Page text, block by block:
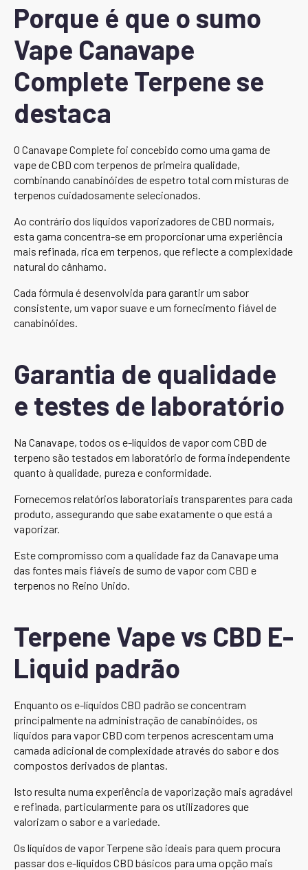
Porque é que o sumo
Vape Canavape
Complete Terpene se
destaca
O Canavape Complete foi concebido como uma gama de
vape de CBD com terpenos de primeira qualidade,
combinando canabinóides de espetro total com misturas de
terpenos cuidadosamente selecionados.
Ao contrário dos líquidos vaporizadores de CBD normais,
esta gama concentra-se em proporcionar uma experiência
mais refinada, rica em terpenos, que reflecte a complexidade
natural do cânhamo.
Cada fórmula é desenvolvida para garantir um sabor
consistente, um vapor suave e um fornecimento fiável de
canabinóides.
Garantia de qualidade
e testes de laboratório
Na Canavape, todos os e-líquidos de vapor com CBD de
terpeno são testados em laboratório de forma independente
quanto à qualidade, pureza e conformidade.
Fornecemos relatórios laboratoriais transparentes para cada
produto, assegurando que sabe exatamente o que está a
vaporizar.
Este compromisso com a qualidade faz da Canavape uma
das fontes mais fiáveis de sumo de vapor com CBD e
terpenos no Reino Unido.
Terpene Vape vs CBD E-
Liquid padrão
Enquanto os e-líquidos CBD padrão se concentram
principalmente na administração de canabinóides, os
líquidos para vapor CBD com terpenos acrescentam uma
camada adicional de complexidade através do sabor e dos
compostos derivados de plantas.
Isto resulta numa experiência de vaporização mais agradável
e refinada, particularmente para os utilizadores que
valorizam o sabor e a variedade.
Os líquidos de vapor Terpene são ideais para quem procura
passar dos e-líquidos CBD básicos para uma opção mais